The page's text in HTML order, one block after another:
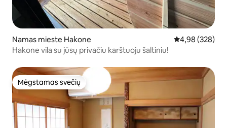
Namas mieste Hakone Vidutinis
4,98 (328)
Hakone vila su jūsų privačiu karštuoju šaltiniu!
Mėgstamas svečių
Mėgstamas svečių